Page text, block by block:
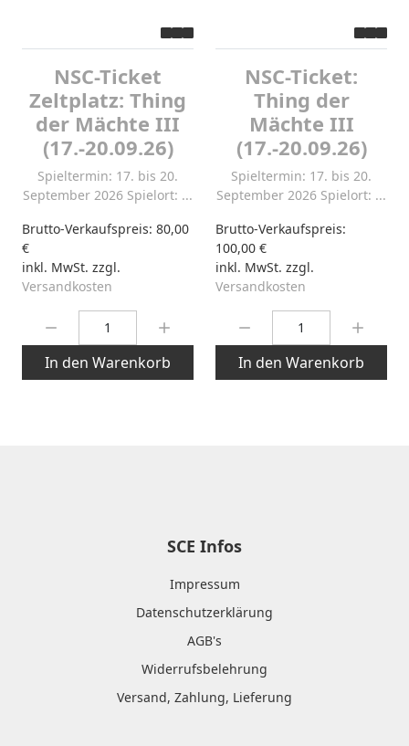
NSC-Ticket
Zeltplatz: Thing
der Mächte III
(17.-20.09.26)
Spieltermin: 17. bis 20.
September 2026 Spielort: ...
Brutto-Verkaufspreis: 80,00
€
inkl. MwSt. zzgl.
Versandkosten
In den Warenkorb
NSC-Ticket:
Thing der
Mächte III
(17.-20.09.26)
Spieltermin: 17. bis 20.
September 2026 Spielort: ...
Brutto-Verkaufspreis:
100,00 €
inkl. MwSt. zzgl.
Versandkosten
In den Warenkorb
SCE Infos
Impressum
Datenschutzerklärung
AGB's
Widerrufsbelehrung
Versand, Zahlung, Lieferung